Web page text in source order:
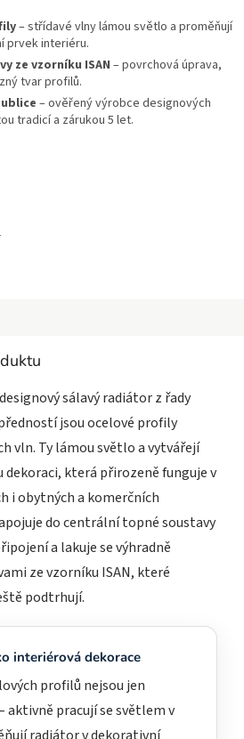
– střídavé vlny lámou světlo a proměňují
prvek interiéru.
ze vzorníku ISAN – povrchová úprava,
tvar profilů.
– ověřený výrobce designových
tradicí a zárukou 5 let.
sálavý radiátor z řady
jsou ocelové profily
vln. Ty lámou světlo a vytvářejí
dekoraci, která přirozeně funguje v
i obytných a komerčních
do centrální topné soustavy
a lakuje se výhradně
ze vzorníku ISAN, které
podtrhují.
interiérová dekorace
profilů nejsou jen
aktivně pracují se světlem v